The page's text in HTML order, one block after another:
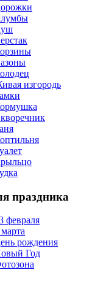
изгородь
праздника
февраля
рождения
Год